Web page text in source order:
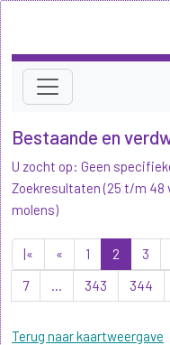
Bestaande en
U zocht op: Geen
Zoekresultaten (25 t/m 48
molens)
|« « 1 2 3
7
... 343 344
Terug naar kaartweergave